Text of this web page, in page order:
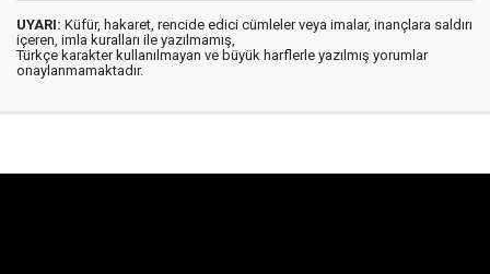
UYARI: Küfür, hakaret, rencide edici cümleler veya imalar, inançlara saldırı
içeren, imla kuralları ile yazılmamış,
Türkçe karakter kullanılmayan ve büyük harflerle yazılmış yorumlar
onaylanmamaktadır.